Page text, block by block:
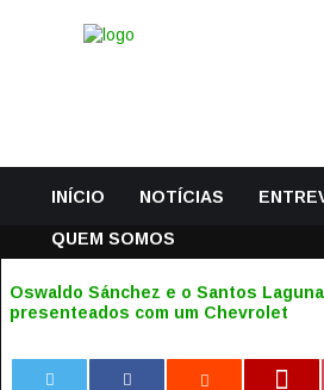
INÍCIO NOTÍCIAS
QUEM SOMOS
Oswaldo Sánchez e o Santos
presenteados com um Chevrolet